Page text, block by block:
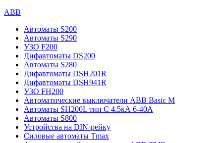
ABB
Автоматы S200
Автоматы S290
УЗО F200
Дифавтоматы DS200
Автоматы S280
Дифавтоматы DSH201R
Дифавтоматы DSH941R
УЗО FH200
Автоматические выключатели ABB Basic M
Автоматы SH200L тип С 4.5кА 6-40А
Автоматы S800
Устройства на DIN-рейку
Силовые автоматы Tmax